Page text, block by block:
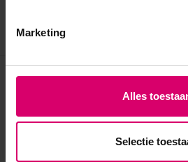
Marketing
Alles
Selectie